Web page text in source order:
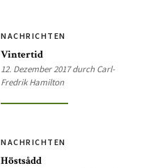
NACHRICHTEN
Vintertid
12. Dezember 2017 durch Carl-
Fredrik Hamilton
NACHRICHTEN
Höstsådd